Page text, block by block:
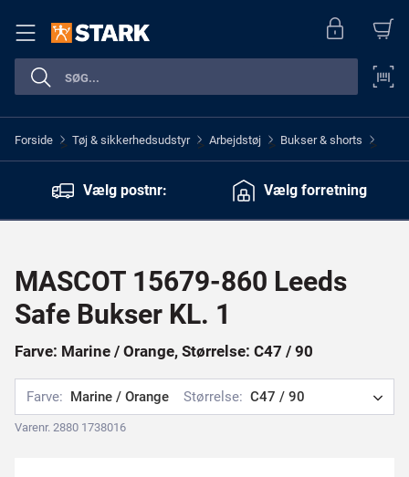
Forside > Tøj & sikkerhedsudstyr > Arbejdstøj > Bukser & shorts >
Vælg postnr: Vælg forretning
MASCOT 15679-860 Leeds
Safe Bukser KL. 1
Farve: Marine / Orange, Størrelse: C47 / 90
Farve: Marine / Orange Størrelse: C47 / 90
Varenr. 2880 1738016